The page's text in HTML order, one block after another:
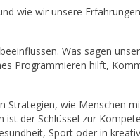
wie wir unsere
Was sagen
Programmieren hilft,
Strategien, wie Menschen
der Schlüssel zur
Sport oder in